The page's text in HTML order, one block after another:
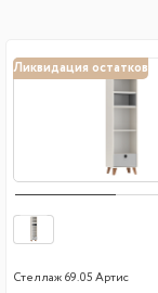
Ликвидация остатков
Стеллаж 69.05 Артис